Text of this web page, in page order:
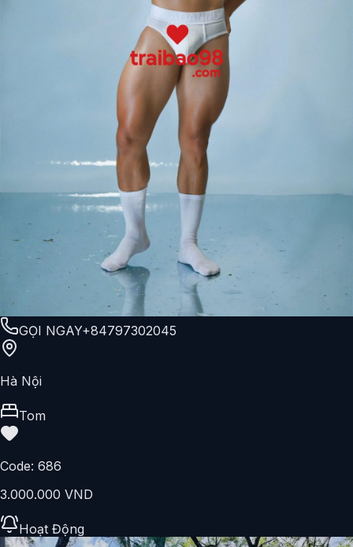
GỌI NGAY+84797302045
Hà Nội
Tom
Code: 686
3.000.000 VND
Hoạt Động